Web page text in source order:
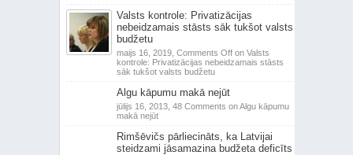
Valsts kontrole: Privatizācijas
nebeidzamais stāsts sāk tukšot valsts
budžetu
maijs 16, 2019, Comments Offon Valsts
kontrole: Privatizācijas nebeidzamais stāsts
sāk tukšot valsts budžetu
Algu kāpumu makā nejūt
jūlijs 16, 2013, 48 Comments on Algu kāpumu
makā nejūt
Rimšēvičs pārliecināts, ka Latvijai
steidzami jāsamazina budžeta deficīts